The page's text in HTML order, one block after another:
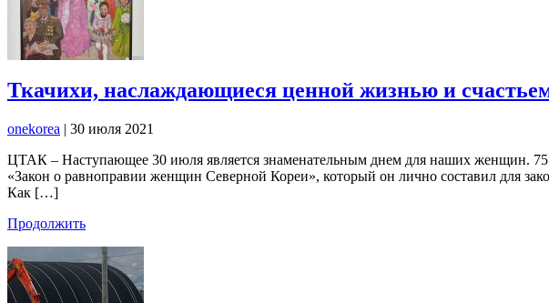
Ткачихи, наслаждающиеся ценной жизнью и
onekorea | 30 июля 2021
ЦТАК – Наступающее 30 июля является знаменательным днем для наших женщин.
«Закон о равноправии женщин Северной Кореи», который он лично составил для
Как […]
Продолжить